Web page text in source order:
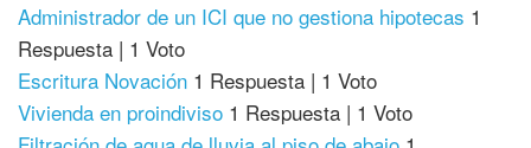
Administrador de un ICI que no gestiona hipotecas 1
Respuesta | 1 Voto
Escritura Novación 1 Respuesta | 1 Voto
Vivienda en proindiviso 1 Respuesta | 1 Voto